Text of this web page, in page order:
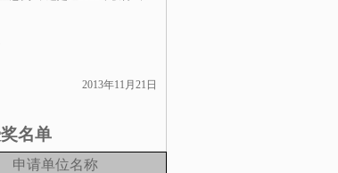
2013年11月21日
名单
申请单位名称